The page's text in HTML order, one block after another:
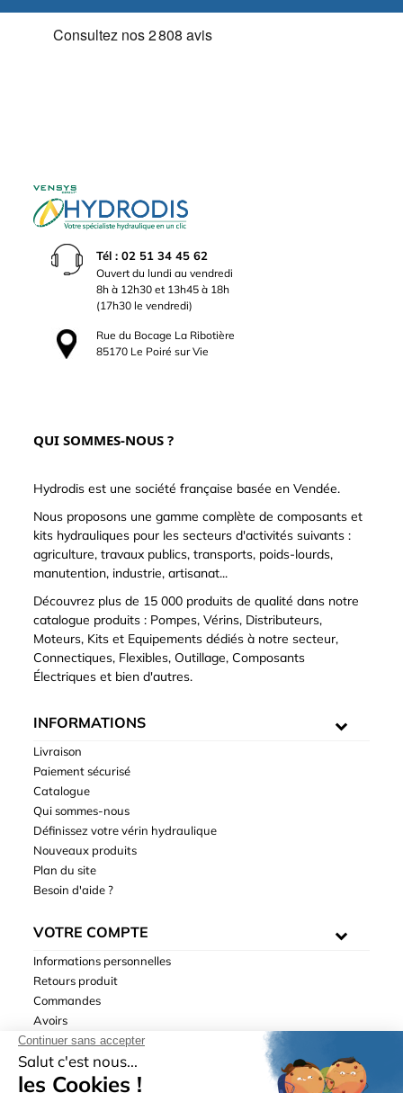
Tél : 02 51 34 45 62
Ouvert du lundi au vendredi
8h à 12h30 et 13h45 à 18h
(17h30 le vendredi)
Rue du Bocage La Ribotière
85170 Le Poiré sur Vie
QUI SOMMES-NOUS ?
Hydrodis est une société française basée en Vendée.
Nous proposons une gamme complète de composants et
kits hydrauliques pour les secteurs d'activités suivants :
agriculture, travaux publics, transports, poids-lourds,
manutention, industrie, artisanat...
Découvrez plus de 15 000 produits de qualité dans notre
catalogue produits : Pompes, Vérins, Distributeurs,
Moteurs, Kits et Equipements dédiés à notre secteur,
Connectiques, Flexibles, Outillage, Composants
Électriques et bien d'autres.
INFORMATIONS
Livraison
Paiement sécurisé
Catalogue
Qui sommes-nous
Définissez votre vérin hydraulique
Nouveaux produits
Plan du site
Besoin d'aide ?
VOTRE COMPTE
Informations personnelles
Retours produit
Commandes
Avoirs
Adresses
Bons de réduction